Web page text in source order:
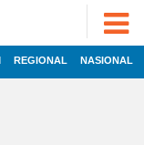
REGIONAL NASIONAL